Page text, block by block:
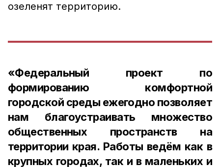
озеленят территорию.
«Федеральный проект по
формированию комфортной
городской среды ежегодно позволяет
нам благоустраивать множество
общественных пространств на
территории края. Работы ведём как в
крупных городах, так и в маленьких и